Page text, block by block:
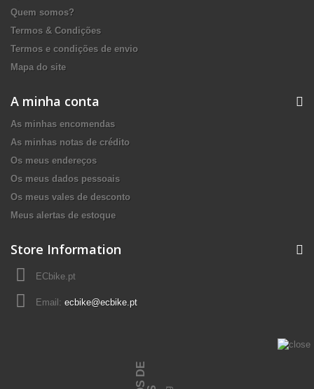
Quem somos?
Termos & Condições
Termos e condições de envio
Mapa do site
A minha conta
As minhas encomendas
As minhas notas de crédito
Os meus endereços
Os meus dados pessoais
Os meus vales de desconto
Meus alertas de estoque
Store Information
ECbike.pt
Email: ecbike@ecbike.pt